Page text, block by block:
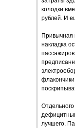
колодки
рублей. И
Привычная
накладка
лучшего.